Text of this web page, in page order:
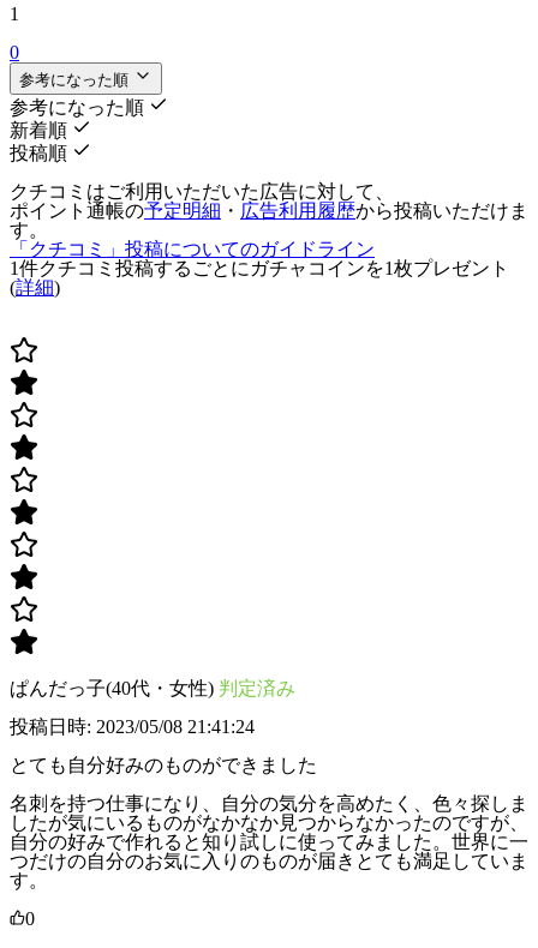
1
0
参考になった順
参考になった順
新着順
投稿順
クチコミはご利用いただいた広告に対して、
ポイント通帳の予定明細 ・ 広告利用履歴から投稿いただけま
す。
「クチコミ」投稿についてのガイドライン
1件クチコミ投稿するごとに ガチャコインを1枚プレゼント
(詳細)
ぱんだっ子(40代・女性) 判定済み
投稿日時: 2023/05/08 21:41:24
とても自分好みのものができました
名刺を持つ仕事になり、自分の気分を高めたく、色々探しま
したが気にいるものがなかなか見つからなかったのですが、
自分の好みで作れると知り試しに使ってみました。世界に一
つだけの自分のお気に入りのものが届きとても満足していま
す。
0